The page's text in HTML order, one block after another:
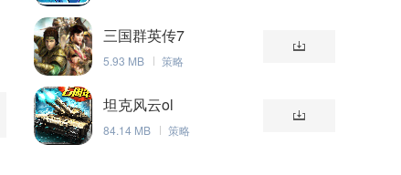
三国群英传7
5.93 MB 策略
坦克风云ol
84.14 MB 策略